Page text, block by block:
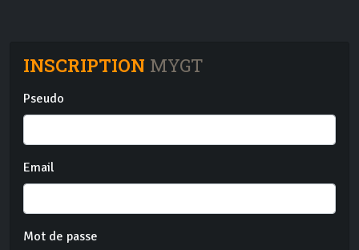
INSCRIPTION MYGT
Pseudo
Email
Mot de passe